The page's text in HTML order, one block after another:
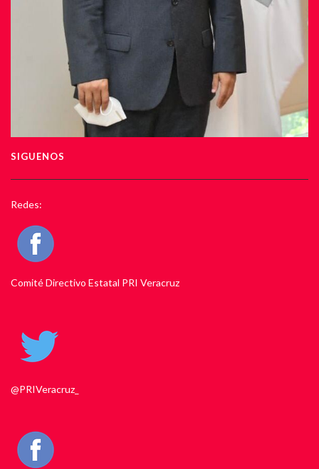
SIGUENOS
Redes:
Comité Directivo Estatal PRI Veracruz
@PRIVeracruz_